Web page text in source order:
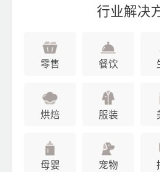
行业解决
零售 餐饮
烘焙 服装
母婴 宠物